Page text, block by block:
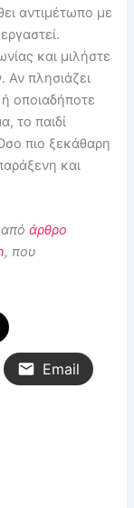
αντιμέτωπο με
και μιλήστε
Αν πλησιάζει
ή οποιαδήποτε
το παιδί
πιο ξεκάθαρη
και
απόάρθρο
, που
Email